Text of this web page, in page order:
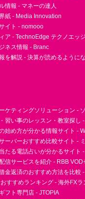
情報 - マネーの達人
紙 - Media Innovation
イト - nomooo
ア - TechnoEdge テクノエッジ
ネス情報 - Branc
を解説 - 決算が読めるように
ケティングソリューション -
習い事のレッスン・教室探し
始め方が分かる情報サイト -
ーバーおすすめ比較サイト -
たる電話占いが分かるサイト
信サービスを紹介 - RBB VOD
金返済のおすすめ方法を比較
すすめランキング - 海外FXラ
フト専門店 - JTOPIA